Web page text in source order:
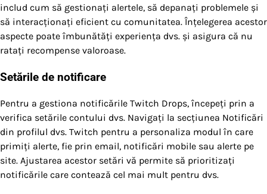
includ cum să gestionați alertele, să depanați problemele și
să interacționați eficient cu comunitatea. Înțelegerea acestor
aspecte poate îmbunătăți experiența dvs. și asigura că nu
ratați recompense valoroase.
Setările de notificare
Pentru a gestiona notificările Twitch Drops, începeți prin a
verifica setările contului dvs. Navigați la secțiunea Notificări
din profilul dvs. Twitch pentru a personaliza modul în care
primiți alerte, fie prin email, notificări mobile sau alerte pe
site. Ajustarea acestor setări vă permite să prioritizați
notificările care contează cel mai mult pentru dvs.